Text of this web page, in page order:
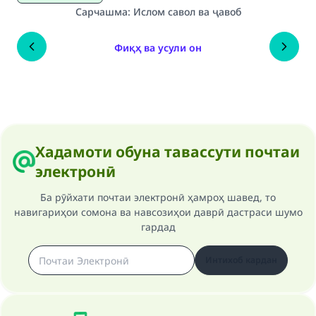
Сарчашма: Ислом савол ва ҷавоб
Фиқҳ ва усули он
Хадамоти обуна тавассути почтаи
электронӣ
Ба рӯйхати почтаи электронӣ ҳамроҳ шавед, то
навигариҳои сомона ва навсозиҳои даврӣ дастраси шумо
гардад